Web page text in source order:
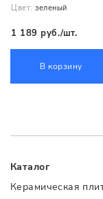
Цвет: зеленый
1 189 руб./шт.
В корзину
Каталог
Керамическая